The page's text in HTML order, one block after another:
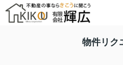
物件リク